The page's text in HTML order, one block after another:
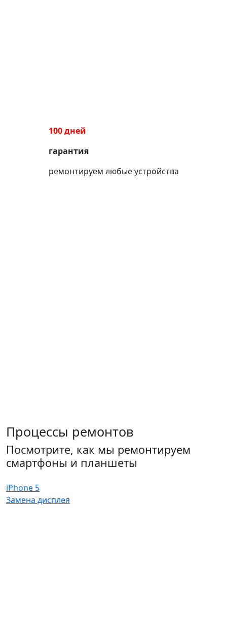
100 дней
гарантия
ремонтируем любые устройства
Процессы ремонтов
Посмотрите, как мы ремонтируем
смартфоны и планшеты
iPhone 5
Замена дисплея